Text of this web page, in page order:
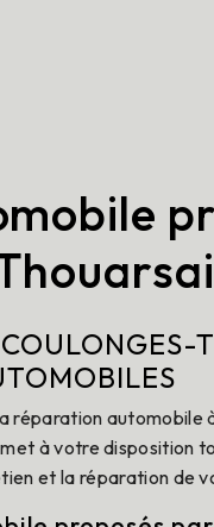
réparation automobile
à votre disposition
et la réparation de